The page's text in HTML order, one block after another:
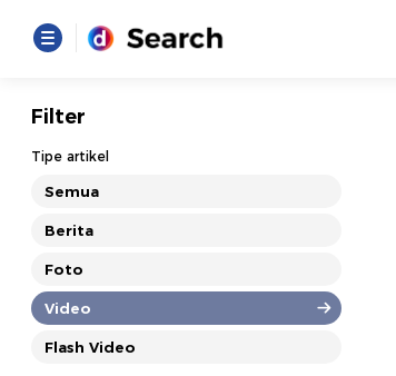
Filter
Tipe artikel
Semua
Berita
Foto
Video
Flash Video